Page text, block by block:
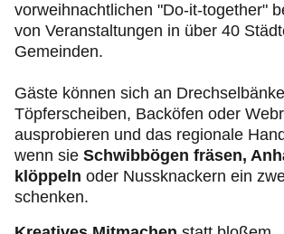
vorweihnachtlichen "Do-it-together"
von Veranstaltungen in über 40
Gemeinden.
Gäste können sich an
Töpferscheiben, Backöfen oder
ausprobieren und das regionale
wenn sie Schwibbögen fräsen,
klöppeln oder Nussknackern ein
schenken.